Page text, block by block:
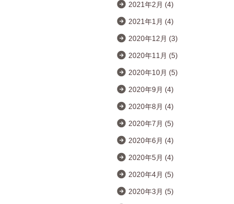
2021年2月 (4)
2021年1月 (4)
2020年12月 (3)
2020年11月 (5)
2020年10月 (5)
2020年9月 (4)
2020年8月 (4)
2020年7月 (5)
2020年6月 (4)
2020年5月 (4)
2020年4月 (5)
2020年3月 (5)